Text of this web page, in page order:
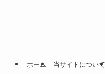
ホーム 当サイトについて